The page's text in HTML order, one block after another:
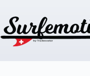
springen